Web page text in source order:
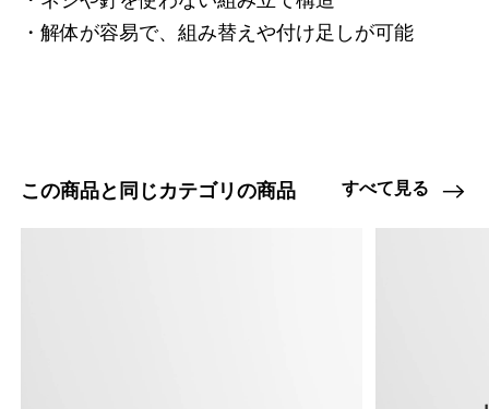
・解体が容易で、組み替えや付け足しが可能
この商品と同じカテゴリの商品 すべて見る